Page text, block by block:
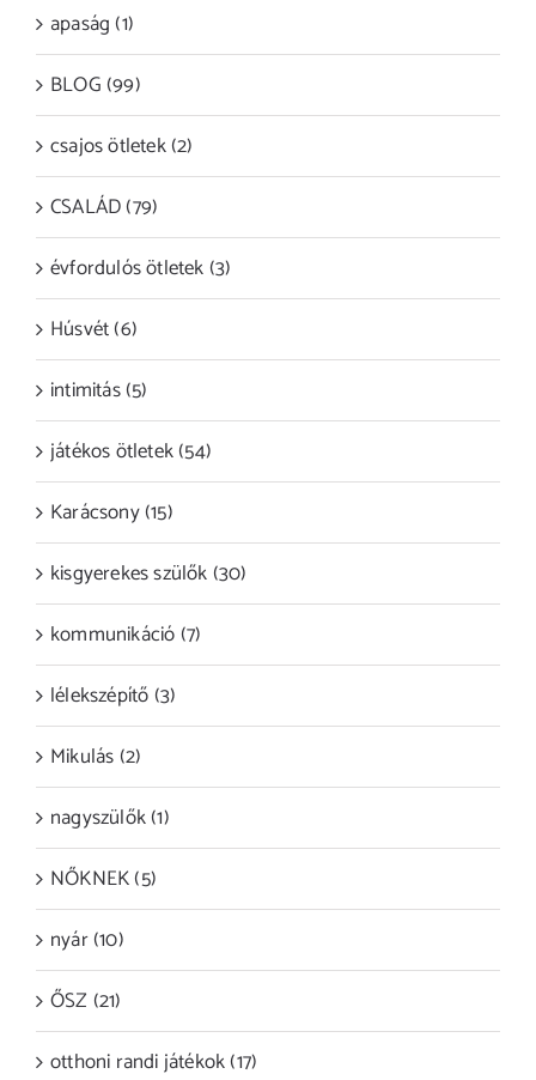
apaság (1)
BLOG (99)
csajos ötletek (2)
CSALÁD (79)
évfordulós ötletek (3)
Húsvét (6)
intimitás (5)
játékos ötletek (54)
Karácsony (15)
kisgyerekes szülők (30)
kommunikáció (7)
lélekszépítő (3)
Mikulás (2)
nagyszülők (1)
NŐKNEK (5)
nyár (10)
ŐSZ (21)
otthoni randi játékok (17)